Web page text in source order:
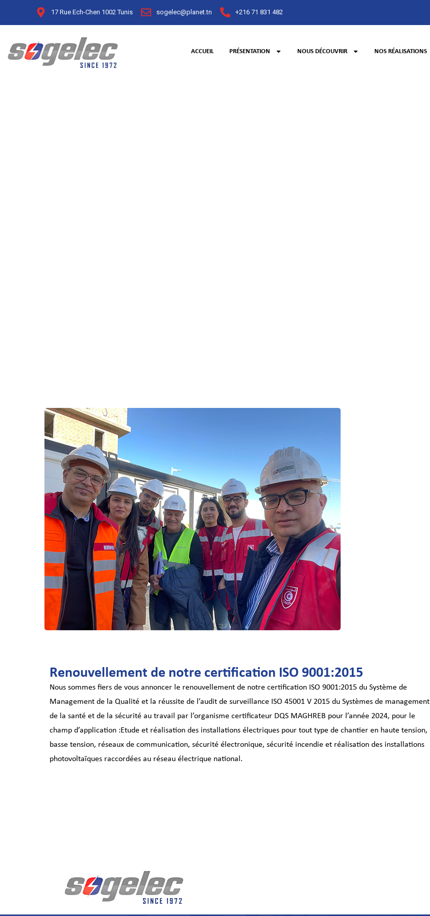
17 Rue Ech-Chen 1002 Tunis sogelec@planet.tn +216 71 831 482
ACCUEIL PRÉSENTATION NOUS DÉCOUVRIR NOS RÉALISATIONS
Renouvellement de notre certification ISO 9001:2015
Nous sommes fiers de vous annoncer le renouvellement de notre certification ISO 9001:2015 du Système de
Management de la Qualité et la réussite de l’audit de surveillance ISO 45001 V 2015 du Systèmes de management
de la santé et de la sécurité au travail par l’organisme certificateur DQS MAGHREB pour l’année 2024, pour le
champ d’application :Etude et réalisation des installations électriques pour tout type de chantier en haute tension,
basse tension, réseaux de communication, sécurité électronique, sécurité incendie et réalisation des installations
photovoltaïques raccordées au réseau électrique national.